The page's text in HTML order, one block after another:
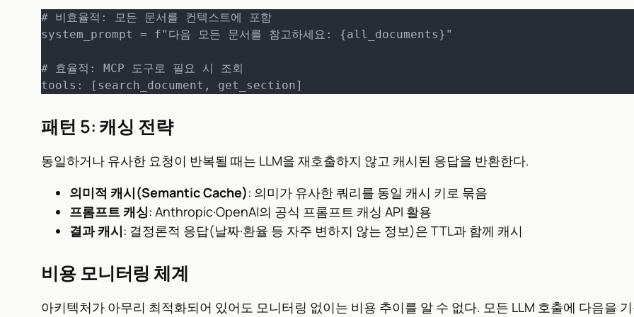
# 비효율적: 모든 문서를 컨텍스트에 포함
system_prompt = f"다음 모든 문서를 참고하세요: {all_documents}"
# 효율적: MCP 도구로 필요 시 조회
tools: [search_document, get_section]
패턴 5: 캐싱 전략
동일하거나 유사한 요청이 반복될 때는 LLM을 재호출하지 않고 캐시된 응답을 반환한다.
의미적 캐시(Semantic Cache): 의미가 유사한 쿼리를 동일 캐시 키로 묶음
프롬프트 캐싱: Anthropic·OpenAI의 공식 프롬프트 캐싱 API 활용
결과 캐시: 결정론적 응답(날짜·환율 등 자주 변하지 않는 정보)은 TTL과 함께 캐시
비용 모니터링 체계
아키텍처가 아무리 최적화되어 있어도 모니터링 없이는 비용 추이를 알 수 없다. 모든 LLM 호출에 다음을